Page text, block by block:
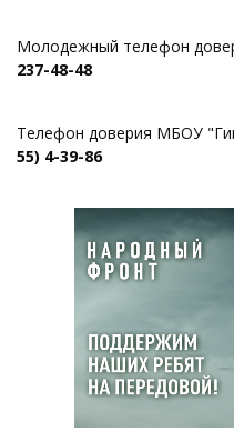
Молодежный телефон
237-48-48
Телефон доверия МБОУ
55) 4-39-86